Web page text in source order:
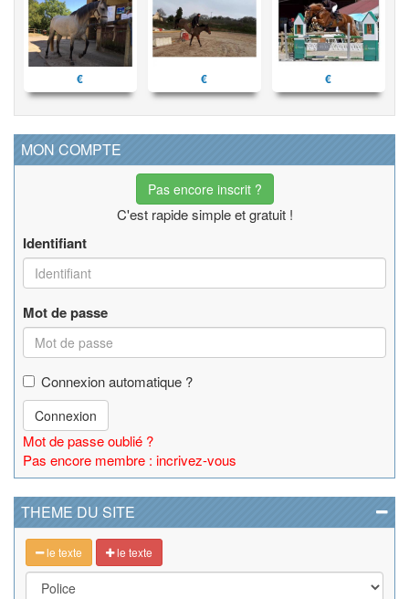
€ € €
MON COMPTE
Pas encore inscrit ?
C'est rapide simple et gratuit !
Identifiant
Mot de passe
Connexion automatique ?
Connexion
Mot de passe oublié ?
Pas encore membre : incrivez-vous
THEME DU SITE
le texte le texte